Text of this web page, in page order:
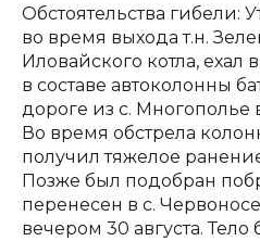
Обстоятельства гибели:
во время выхода т.н.
Иловайского котла, ехал
в составе автоколонны
дороге из с. Многополье
Во время обстрела
получил тяжелое
Позже был подобран
перенесен в с.
вечером 30 августа.